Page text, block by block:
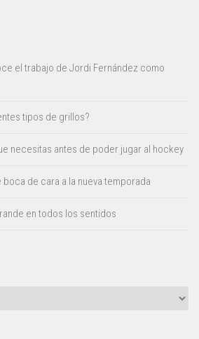
el trabajo de Jordi Fernández como
tipos de grillos?
necesitas antes de poder jugar al hockey
de cara a la nueva temporada
en todos los sentidos